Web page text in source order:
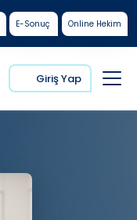
E-Sonuç Online Hekim
Giriş Yap